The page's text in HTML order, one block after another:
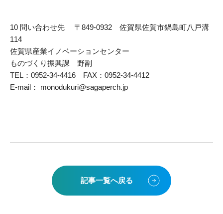
10 問い合わせ先 〒849-0932 佐賀県佐賀市鍋島町八戸溝
114
佐賀県産業イノベーションセンター
ものづくり振興課 野副
TEL：0952-34-4416 FAX：0952-34-4412
E-mail： monodukuri@sagaperch.jp
記事一覧へ戻る